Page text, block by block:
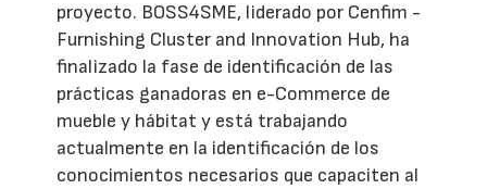
proyecto. BOSS4SME, liderado por Cenfim -
Furnishing Cluster and Innovation Hub, ha
finalizado la fase de identificación de las
prácticas ganadoras en e-Commerce de
mueble y hábitat y está trabajando
actualmente en la identificación de los
conocimientos necesarios que capaciten al